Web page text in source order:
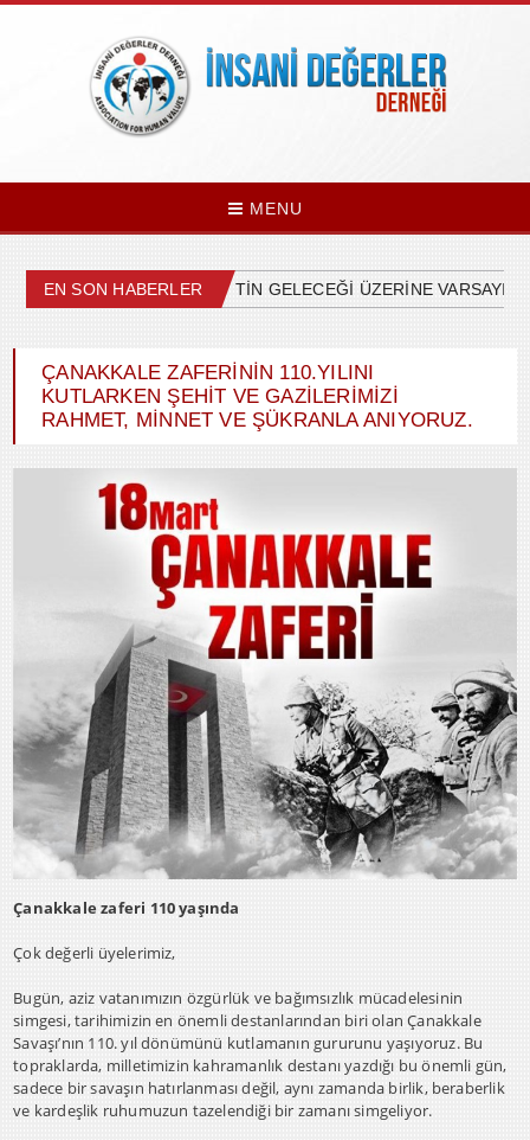
MENU
EN SON HABERLER
ÜLKEMİZDEKİ SİYASETİN GELECEĞİ ÜZERİNE
ÇANAKKALE ZAFERİNİN 110.YILINI
KUTLARKEN ŞEHİT VE GAZİLERİMİZİ
RAHMET, MİNNET VE ŞÜKRANLA ANIYORUZ.
Çanakkale zaferi 110 yaşında
Çok değerli üyelerimiz,
Bugün, aziz vatanımızın özgürlük ve bağımsızlık mücadelesinin
simgesi, tarihimizin en önemli destanlarından biri olan Çanakkale
Savaşı’nın 110. yıl dönümünü kutlamanın gururunu yaşıyoruz. Bu
topraklarda, milletimizin kahramanlık destanı yazdığı bu önemli gün,
sadece bir savaşın hatırlanması değil, aynı zamanda birlik, beraberlik
ve kardeşlik ruhumuzun tazelendiği bir zamanı simgeliyor.